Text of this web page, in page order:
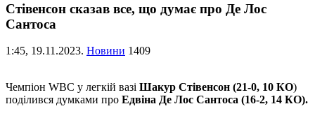
Стівенсон сказав все, що думає про Де Лос
Сантоса
1:45, 19.11.2023. Новини 1409
Чемпіон WBC у легкій вазі Шакур Стівенсон (21-0, 10 КО)
поділився думками про Едвіна Де Лос Сантоса (16-2, 14 КО).